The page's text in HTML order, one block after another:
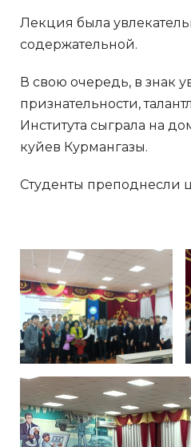
Лекция была
содержательной.
В свою очередь, в знак
признательности,
Института сыграла на
куйев Курмангазы.
Студенты преподнесли